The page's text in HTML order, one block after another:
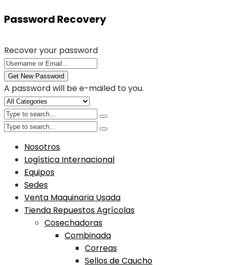
Password Recovery
Recover your password
Get New Password
A password will be e-mailed to you.
Nosotros
Logística Internacional
Equipos
Sedes
Venta Maquinaria Usada
Tienda Repuestos Agrícolas
Cosechadoras
Combinada
Correas
Sellos de Caucho